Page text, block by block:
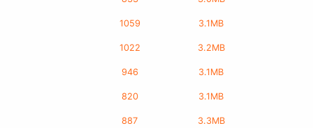
1059 3.1MB
1022 3.2MB
946 3.1MB
820 3.1MB
887 3.3MB